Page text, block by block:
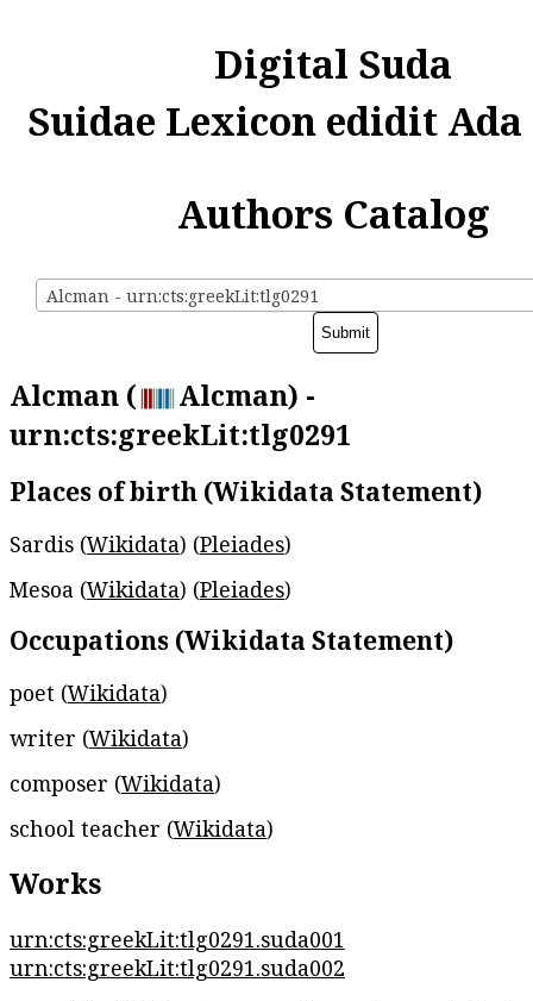
Digital Suda
Suidae Lexicon edidit
Authors Catalog
Alcman - urn:cts:greekLit:tlg0291
Alcman (
Alcman) -
urn:cts:greekLit:tlg0291
Places of birth (Wikidata Statement)
Sardis (Wikidata) (Pleiades)
Mesoa (Wikidata) (Pleiades)
Occupations (Wikidata Statement)
poet (Wikidata)
writer (Wikidata)
composer (Wikidata)
school teacher (Wikidata)
Works
urn:cts:greekLit:tlg0291.suda001
urn:cts:greekLit:tlg0291.suda002